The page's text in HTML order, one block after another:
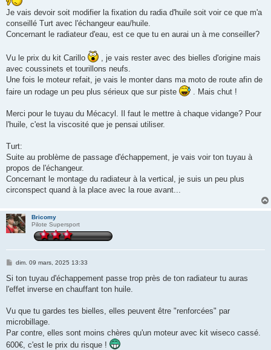
Je vais devoir soit modifier la fixation du radia d'huile soit voir ce que m'a
conseillé Turt avec l'échangeur eau/huile.
Concernant le radiateur d'eau, est ce que tu en aurai un à me conseiller?
Vu le prix du kit Carillo
, je vais rester avec des bielles d'origine mais
avec coussinets et tourillons neufs.
Une fois le moteur refait, je vais le monter dans ma moto de route afin de
faire un rodage un peu plus sérieux que sur piste
. Mais chut !
Merci pour le tuyau du Mécacyl. Il faut le mettre à chaque vidange? Pour
l'huile, c'est la viscosité que je pensai utiliser.
Turt:
Suite au problème de passage d'échappement, je vais voir ton tuyau à
propos de l'échangeur.
Concernant le montage du radiateur à la vertical, je suis un peu plus
circonspect quand à la place avec la roue avant...
Bricomy
Pilote Supersport
M
s
a
dim. 09 mars, 2025 13:33
Si ton tuyau d'échappement passe trop près de ton radiateur tu auras
l'effet inverse en chauffant ton huile.
Vu que tu gardes tes bielles, elles peuvent être "renforcées" par
microbillage.
Par contre, elles sont moins chères qu'un moteur avec kit wiseco cassé.
600€, c'est le prix du risque !